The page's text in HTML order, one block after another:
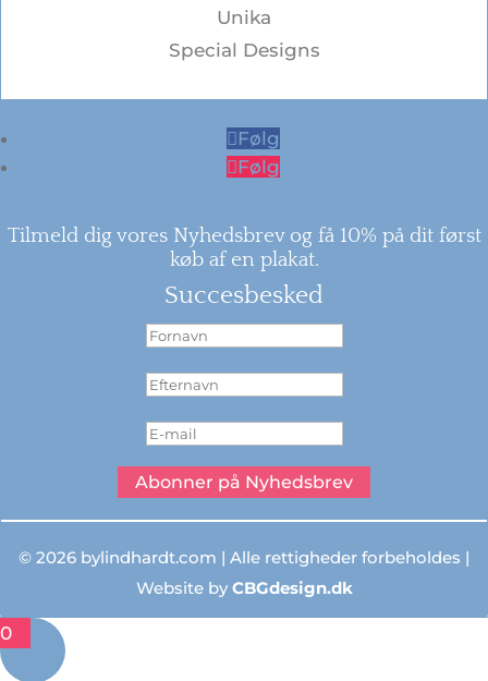
Unika
Special Designs
Følg
Følg
Tilmeld dig vores Nyhedsbrev og få 10% på dit først
køb af en plakat.
Succesbesked
Abonner på Nyhedsbrev
© 2026 bylindhardt.com | Alle rettigheder forbeholdes |
Website byCBGdesign.dk
0